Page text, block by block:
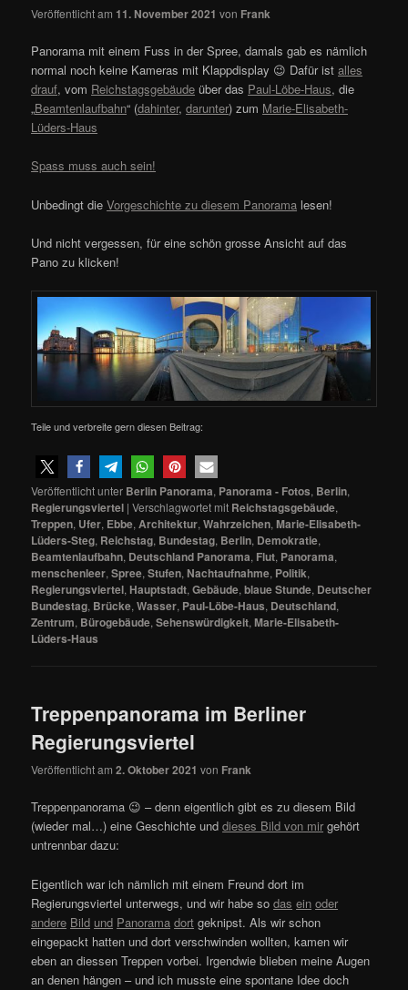
Veröffentlicht am 11. November 2021 von Frank
Panorama mit einem Fuss in der Spree, damals gab es nämlich
normal noch keine Kameras mit Klappdisplay 😉 Dafür istalles
drauf, vom Reichstagsgebäude über das Paul-Löbe-Haus, die
„Beamtenlaufbahn“ (dahinter,darunter) zum Marie-Elisabeth-
Lüders-Haus
Spass muss auch sein!
Unbedingt dieVorgeschichte zu diesem Panorama lesen!
Und nicht vergessen, für eine schön grosse Ansicht auf das
Pano zu klicken!
Teile und verbreite gern diesen Beitrag:
Veröffentlicht unter Berlin Panorama, Panorama - Fotos, Berlin,
Regierungsviertel |Verschlagwortet mit Reichstagsgebäude,
Treppen, Ufer, Ebbe, Architektur,Wahrzeichen,Marie-Elisabeth-
Lüders-Steg, Reichstag, Bundestag, Berlin, Demokratie,
Beamtenlaufbahn, Deutschland Panorama, Flut, Panorama,
menschenleer,Spree,Stufen, Nachtaufnahme, Politik,
Regierungsviertel, Hauptstadt,Gebäude,blaue Stunde, Deutscher
Bundestag, Brücke,Wasser, Paul-Löbe-Haus, Deutschland,
Zentrum, Bürogebäude,Sehenswürdigkeit,Marie-Elisabeth-
Lüders-Haus
Treppenpanorama im Berliner
Regierungsviertel
Veröffentlicht am2. Oktober 2021 von Frank
Treppenpanorama 😉 – denn eigentlich gibt es zu diesem Bild
(wieder mal…) eine Geschichte unddieses Bild von mir gehört
untrennbar dazu:
Eigentlich war ich nämlich mit einem Freund dort im
Regierungsviertel unterwegs, und wir habe sodas ein oder
andere Bild und Panorama dort geknipst. Als wir schon
eingepackt hatten und dort verschwinden wollten, kamen wir
eben an diessen Treppen vorbei. Irgendwie blieben meine Augen
an denen hängen – und ich musste eine spontane Idee doch